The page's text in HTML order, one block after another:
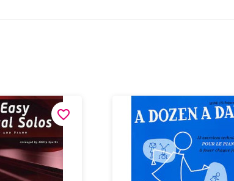
favorite_border